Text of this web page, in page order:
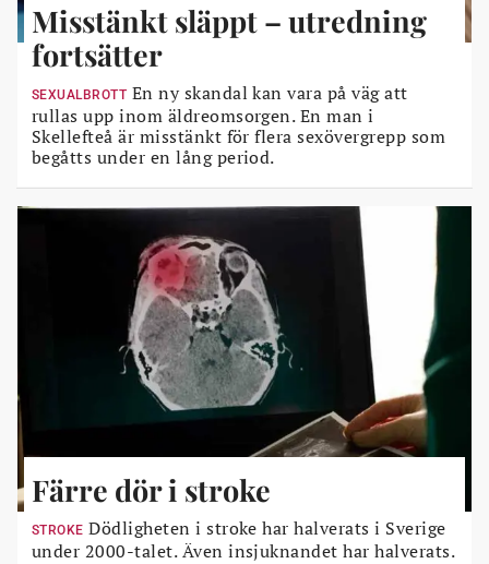
Misstänkt släppt – utredning
fortsätter
SEXUALBROTT En ny skandal kan vara på väg att
rullas upp inom äldreomsorgen. En man i
Skellefteå är misstänkt för flera sexövergrepp som
begåtts under en lång period.
Färre dör i stroke
STROKE Dödligheten i stroke har halverats i Sverige
under 2000-talet. Även insjuknandet har halverats.